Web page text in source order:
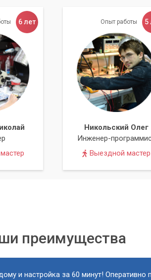
6 лет Опыт работы 5
Никольский Олег
Инженер-
Выездной мастер
преимущества
и настройка за 60 минут! Оперативно